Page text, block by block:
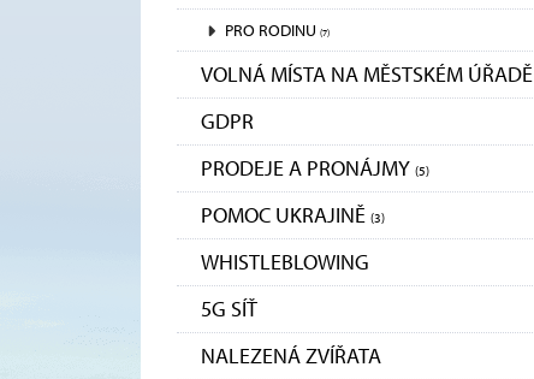
PRO RODINU (7)
VOLNÁ MÍSTA NA MĚSTSKÉM ÚŘADĚ
GDPR
PRODEJE A PRONÁJMY (5)
POMOC UKRAJINĚ (3)
WHISTLEBLOWING
5G SÍŤ
NALEZENÁ ZVÍŘATA